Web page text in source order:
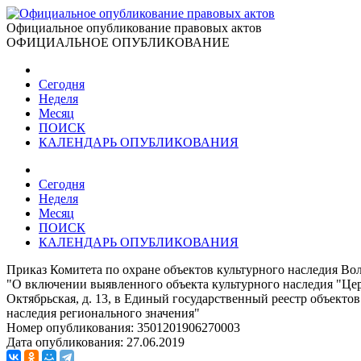
Официальное опубликование правовых актов
ОФИЦИАЛЬНОЕ ОПУБЛИКОВАНИЕ
Сегодня
Неделя
Месяц
ПОИСК
КАЛЕНДАРЬ ОПУБЛИКОВАНИЯ
Сегодня
Неделя
Месяц
ПОИСК
КАЛЕНДАРЬ ОПУБЛИКОВАНИЯ
Приказ Комитета по охране объектов культурного наследия
"О включении выявленного объекта культурного наследия
Октябрьская, д. 13, в Единый государственный реестр
наследия регионального значения"
Номер опубликования: 3501201906270003
Дата опубликования: 27.06.2019